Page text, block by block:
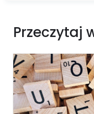
Przeczytaj